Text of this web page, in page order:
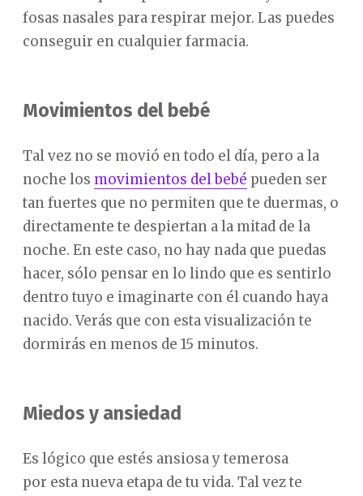
fosas nasales para respirar mejor. Las puedes
conseguir en cualquier farmacia.
Movimientos del bebé
Tal vez no se movió en todo el día, pero a la
noche los movimientos del bebé pueden ser
tan fuertes que no permiten que te duermas, o
directamente te despiertan a la mitad de la
noche. En este caso, no hay nada que puedas
hacer, sólo pensar en lo lindo que es sentirlo
dentro tuyo e imaginarte con él cuando haya
nacido. Verás que con esta visualización te
dormirás en menos de 15 minutos.
Miedos y ansiedad
Es lógico que estés ansiosa y temerosa
por esta nueva etapa de tu vida. Tal vez te